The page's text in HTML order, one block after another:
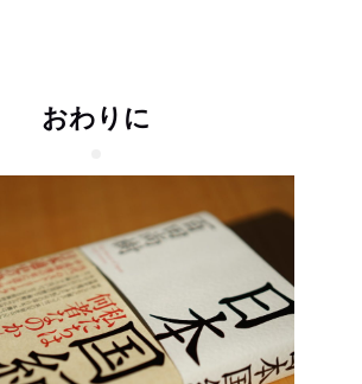
おわりに